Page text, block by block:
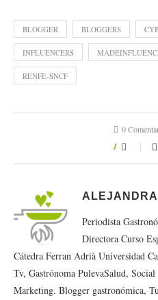
BLOGGER BLOGGERS
INFLUENCERS
RENFE-SNCF
0
1
Periodista
Directora Curso
Cátedra Ferran Adrià Universidad
Tv, Gastrónoma PulevaSalud,
Marketing. Blogger gastronómica,